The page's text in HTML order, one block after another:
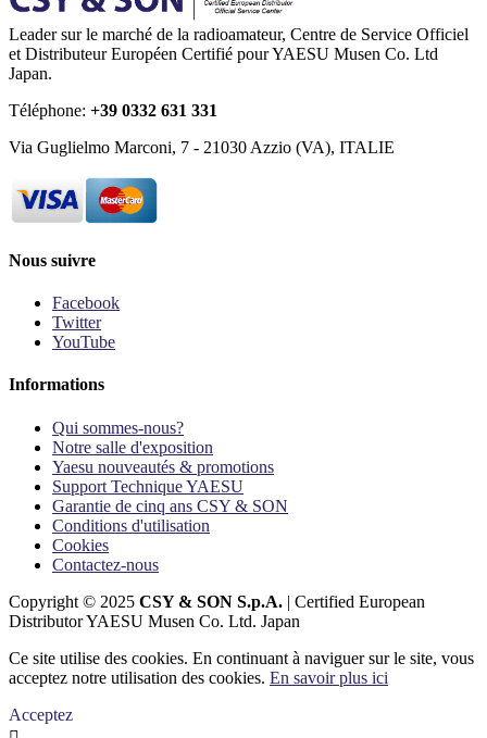
Leader sur le marché de la radioamateur, Centre de Service Officiel
et Distributeur Européen Certifié pour YAESU Musen Co. Ltd
Japan.
Téléphone: +39 0332 631 331
Via Guglielmo Marconi, 7 - 21030 Azzio (VA), ITALIE
Nous suivre
Facebook
Twitter
YouTube
Informations
Qui sommes-nous?
Notre salle d'exposition
Yaesu nouveautés & promotions
Support Technique YAESU
Garantie de cinq ans CSY & SON
Conditions d'utilisation
Cookies
Contactez-nous
Copyright © 2025 CSY & SON S.p.A. | Certified European
Distributor YAESU Musen Co. Ltd. Japan
Ce site utilise des cookies. En continuant à naviguer sur le site, vous
acceptez notre utilisation des cookies. En savoir plus ici
Acceptez